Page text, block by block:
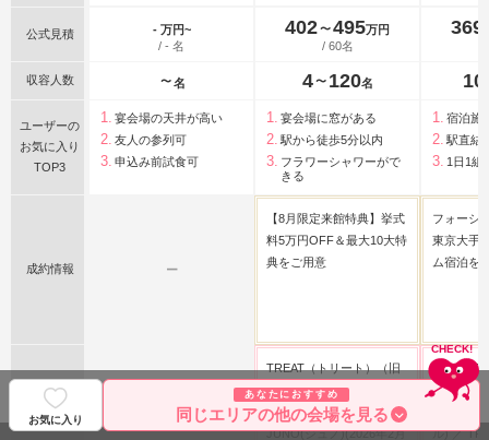
お気に入り
あなたにおすすめ
同じエリアの他の会場を見る
公式見積
- 万円~
/ - 名
402〜495万円
/ 60名
369
収容人数 〜 名 4 〜 120名 10
ユーザーの
お気に入り
TOP3
宴会場の天井が高い
友人の参列可
申込み前試食可
宴会場に窓がある
駅から徒歩5分以内
フラワーシャワーがで
きる
宿泊施
駅直結
1日1組
成約情報 ー
【8月限定来館特典】挙式
料5万円OFF＆最大10大特
典をご用意
フォーシ
東京大手
ム宿泊を
TREAT（トリート）（旧
THE TREAT
DRESSING）
JUNO(ジュノ)(2026年2月
MIRROR
ミラー)
ル)